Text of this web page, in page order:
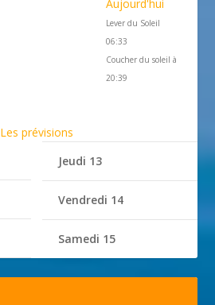
Aujourd'hui
Lever du Soleil
06:33
Coucher du soleil à
20:39
Les prévisions
Jeudi 13
Vendredi 14
Samedi 15